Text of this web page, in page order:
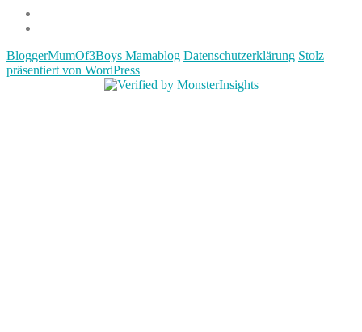
BloggerMumOf3Boys Mamablog Datenschutzerklärung Stolz
präsentiert von WordPress